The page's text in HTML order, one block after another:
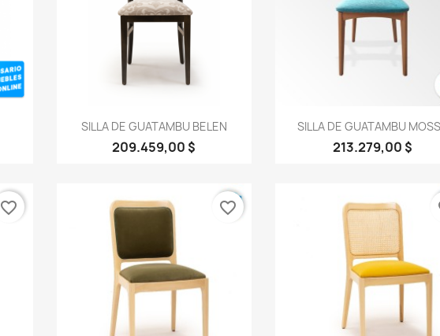
Vista rápida
SILLA DE GUATAMBU BELEN
209.459,00 $
Vista rápida
SILLA DE GUATAMBU
213.279,00 $
favorite_border favorite_border